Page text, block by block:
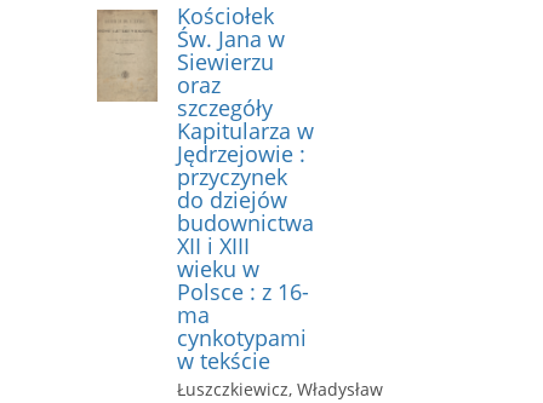
Kościołek
Św. Jana w
Siewierzu
oraz
szczegóły
Kapitularza w
Jędrzejowie :
przyczynek
do dziejów
budownictwa
XII i XIII
wieku w
Polsce : z 16-
ma
cynkotypami
w tekście
Łuszczkiewicz, Władysław